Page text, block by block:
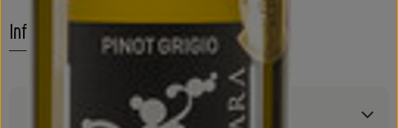
Info
Produktinformationen